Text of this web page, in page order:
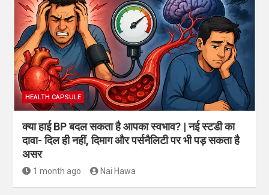
HEALTH CAPSULE
क्या हाई BP बदल सकता है आपका स्वभाव? | नई स्टडी का
दावा- दिल ही नहीं, दिमाग और पर्सनैलिटी पर भी पड़ सकता है
असर
1 month ago Nai Hawa